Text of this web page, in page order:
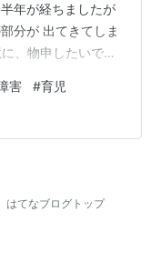
年が経ちましたが
分が 出てきてしま
、物申したいで
すけど 揉め事が起
は環境が変わるの
ぱり1週間経って、
す。登校を見守れ
害 #育児
はてなブログトップ